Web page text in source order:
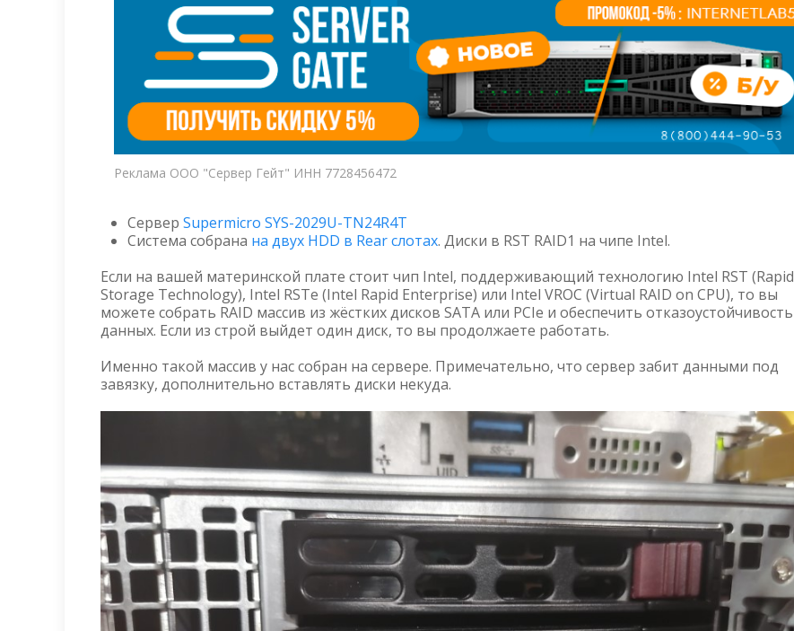
Реклама ООО "Сервер Гейт" ИНН 7728456472
Сервер Supermicro SYS-2029U-TN24R4T
Система собрана на двух HDD в Rear слотах. Диски в RST RAID1 на чипе Intel.
Если на вашей материнской плате стоит чип Intel, поддерживающий технологию Intel RST (Rapid
Storage Technology), Intel RSTe (Intel Rapid Enterprise) или Intel VROC (Virtual RAID on CPU), то вы
можете собрать RAID массив из жёстких дисков SATA или PCIe и обеспечить отказоустойчивость
данных. Если из строй выйдет один диск, то вы продолжаете работать.
Именно такой массив у нас собран на сервере. Примечательно, что сервер забит данными под
завязку, дополнительно вставлять диски некуда.